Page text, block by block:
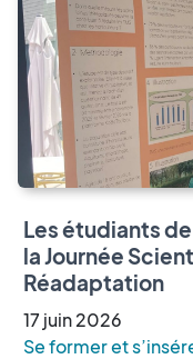
Les étudiants
la Journée
Réadaptation
17juin2026
Se former et